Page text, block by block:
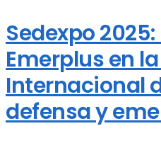
Sedexpo
Emerplus en
Internacional
defensa y